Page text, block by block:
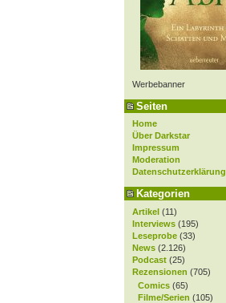
Werbebanner
Seiten
Home
Über Darkstar
Impressum
Moderation
Datenschutzerklärung
Kategorien
Artikel (11)
Interviews (195)
Leseprobe (33)
News (2.126)
Podcast (25)
Rezensionen (705)
Comics (65)
Filme/Serien (105)